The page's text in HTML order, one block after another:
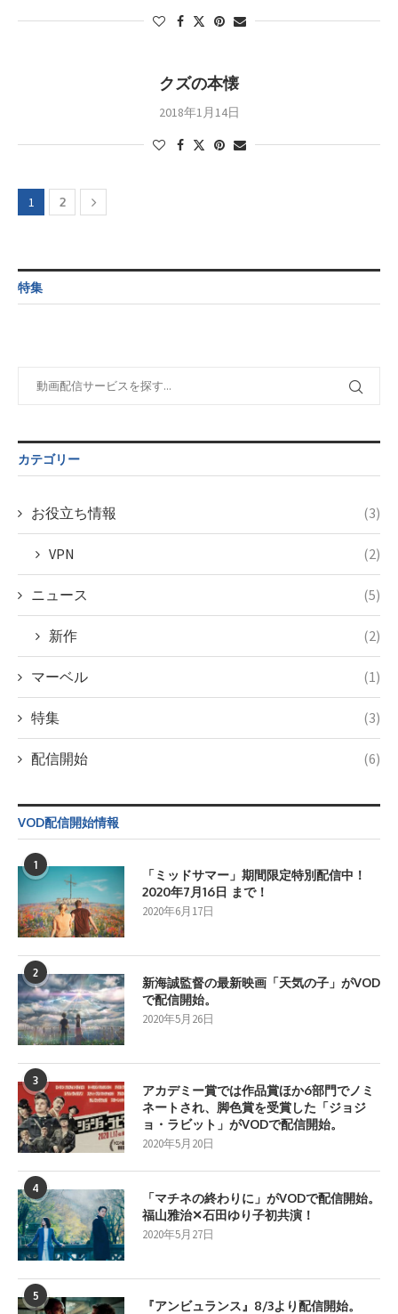
クズの本懐
2018年1月14日
1 2
特集
カテゴリー
お役立ち情報 (3)
VPN (2)
ニュース (5)
新作 (2)
マーベル (1)
特集 (3)
配信開始 (6)
VOD配信開始情報
1
「ミッドサマー」期間限定特別配信中！
2020年7月16日 まで！
2020年6月17日
2
新海誠監督の最新映画「天気の子」がVOD
で配信開始。
2020年5月26日
3
アカデミー賞では作品賞ほか6部門でノミ
ネートされ、脚色賞を受賞した「ジョジ
ョ・ラビット」がVODで配信開始。
2020年5月20日
4
「マチネの終わりに」がVODで配信開始。
福山雅治✕石田ゆり子初共演！
2020年5月27日
5
『アンビュランス』8/3より配信開始。